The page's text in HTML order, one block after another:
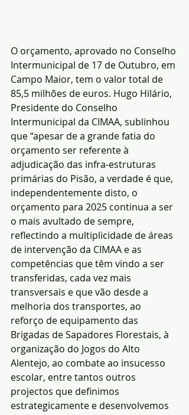
O orçamento, aprovado no Conselho
Intermunicipal de 17 de Outubro, em
Campo Maior, tem o valor total de
85,5 milhões de euros. Hugo Hilário,
Presidente do Conselho
Intermunicipal da CIMAA, sublinhou
que “apesar de a grande fatia do
orçamento ser referente à
adjudicação das infra-estruturas
primárias do Pisão, a verdade é que,
independentemente disto, o
orçamento para 2025 continua a ser
o mais avultado de sempre,
reflectindo a multiplicidade de áreas
de intervenção da CIMAA e as
competências que têm vindo a ser
transferidas, cada vez mais
transversais e que vão desde a
melhoria dos transportes, ao
reforço de equipamento das
Brigadas de Sapadores Florestais, à
organização do Jogos do Alto
Alentejo, ao combate ao insucesso
escolar, entre tantos outros
projectos que definimos
estrategicamente e desenvolvemos